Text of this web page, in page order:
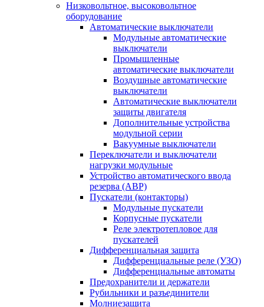
Низковольтное, высоковольтное
оборудование
Автоматические выключатели
Модульные автоматические
выключатели
Промышленные
автоматические выключатели
Воздушные автоматические
выключатели
Автоматические выключатели
защиты двигателя
Дополнительные устройства
модульной серии
Вакуумные выключатели
Переключатели и выключатели
нагрузки модульные
Устройство автоматического ввода
резерва (АВР)
Пускатели (контакторы)
Модульные пускатели
Корпусные пускатели
Реле электротепловое для
пускателей
Дифференциальная защита
Дифференциальные реле (УЗО)
Дифференциальные автоматы
Предохранители и держатели
Рубильники и разъединители
Молниезащита